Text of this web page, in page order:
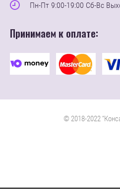
Пн-Пт 9:00-19:00 Сб-Вс
Принимаем к оплате:
© 2018-2022